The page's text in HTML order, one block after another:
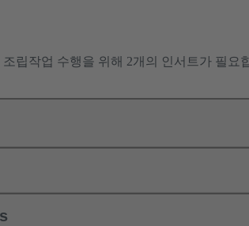
립작업 수행을 위해 2개의 인서트가 필요